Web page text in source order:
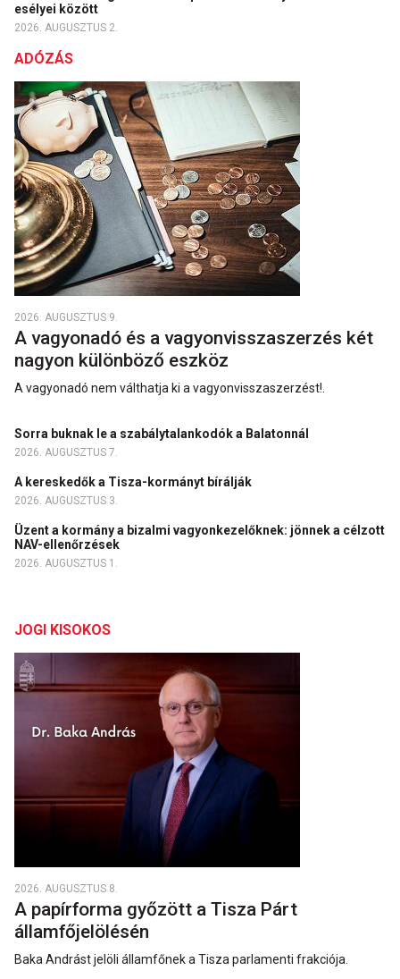
esélyei között
2026. AUGUSZTUS 2.
ADÓZÁS
2026. AUGUSZTUS 9.
A vagyonadó és a vagyonvisszaszerzés két
nagyon különböző eszköz
A vagyonadó nem válthatja ki a vagyon­vissza­szerzést!.
Sorra buknak le a szabálytalankodók a Balatonnál
2026. AUGUSZTUS 7.
A kereskedők a Tisza-kormányt bírálják
2026. AUGUSZTUS 3.
Üzent a kormány a bizalmi vagyonkezelőknek: jönnek a célzott
NAV-ellenőrzések
2026. AUGUSZTUS 1.
JOGI KISOKOS
2026. AUGUSZTUS 8.
A papírforma győzött a Tisza Párt
államfőjelölésén
Baka Andrást jelöli államfőnek a Tisza parlamenti frakciója.